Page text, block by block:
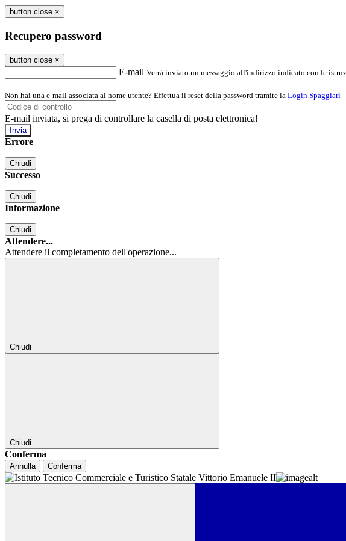
button close ×
Recupero password
button close ×
E-mail Verrà inviato un messaggio all'indirizzo indicato con le
Non hai una e-mail associata al nome utente? Effettua il reset della password tramite la Login Spaggiari
E-mail inviata, si prega di controllare la casella di posta elettronica!
Errore
Chiudi
Successo
Chiudi
Informazione
Chiudi
Attendere...
Attendere il completamento dell'operazione...
Chiudi
Chiudi
Conferma
Annulla Conferma